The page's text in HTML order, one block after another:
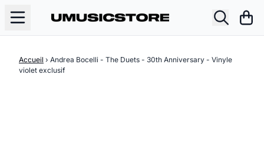
Accueil › Andrea Bocelli - The Duets - 30th Anniversary - Vinyle
violet exclusif